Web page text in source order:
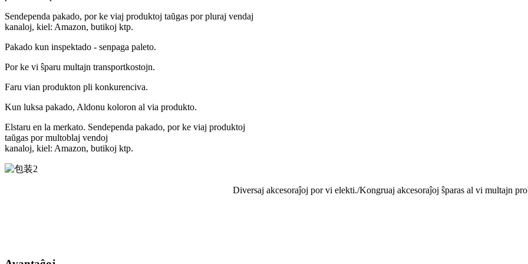
Sendependa pakado, por ke viaj produktoj taŭgas por pluraj vendaj
kanaloj, kiel: Amazon, butikoj ktp.
Pakado kun inspektado - senpaga paleto.
Por ke vi ŝparu multajn transportkostojn.
Faru vian produkton pli konkurenciva.
Kun luksa pakado, Aldonu koloron al via produkto.
Elstaru en la merkato. Sendependa pakado, por ke viaj produktoj
taŭgas por multoblaj vendoj
kanaloj, kiel: Amazon, butikoj ktp.
Diversaj akcesoraĵoj por vi elekti./Kongruaj akcesoraĵoj ŝparas al vi multajn